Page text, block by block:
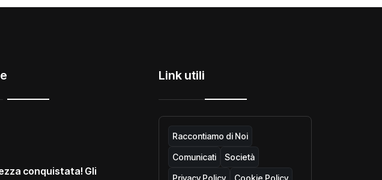
conquistata! Gli
Link utili
Raccontiamo di Noi
Comunicati Società